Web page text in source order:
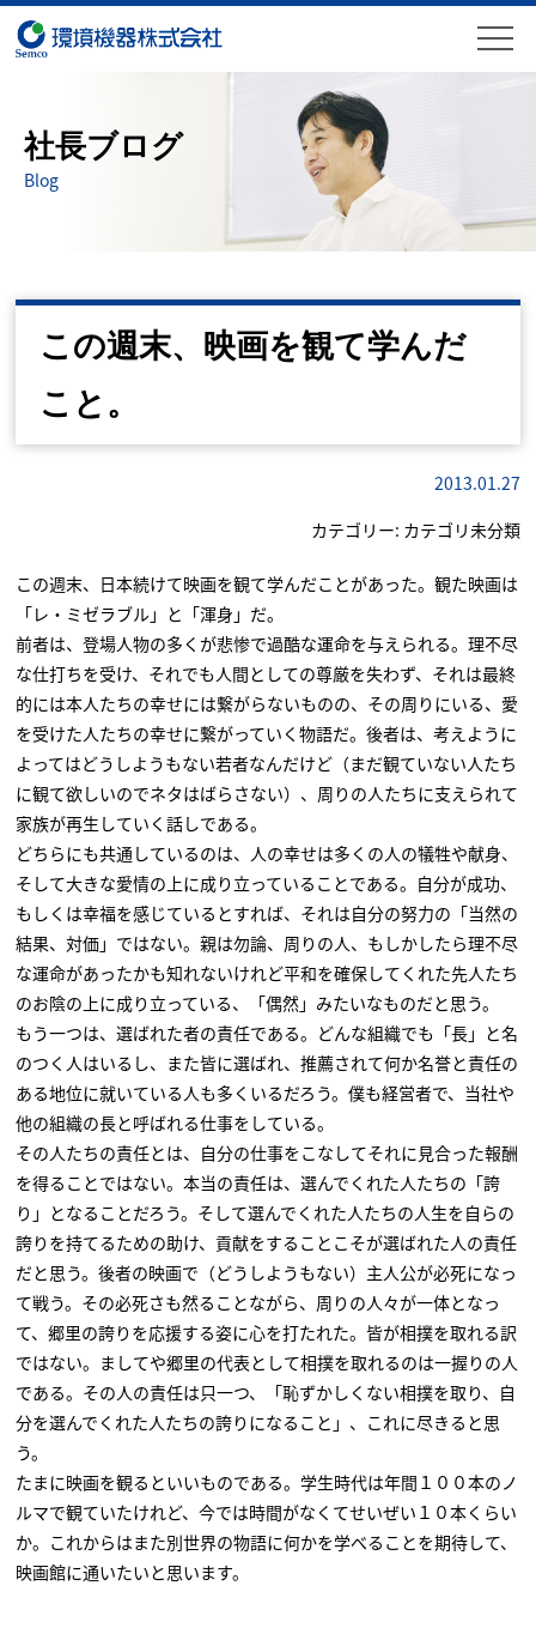
社長ブログ
Blog
この週末、映画を観て学んだ
こと。
2013.01.27
カテゴリー: カテゴリ未分類
この週末、日本続けて映画を観て学んだことがあった。観た映画は
「レ・ミゼラブル」と「渾身」だ。
前者は、登場人物の多くが悲惨で過酷な運命を与えられる。理不尽
な仕打ちを受け、それでも人間としての尊厳を失わず、それは最終
的には本人たちの幸せには繋がらないものの、その周りにいる、愛
を受けた人たちの幸せに繋がっていく物語だ。後者は、考えように
よってはどうしようもない若者なんだけど（まだ観ていない人たち
に観て欲しいのでネタはばらさない）、周りの人たちに支えられて
家族が再生していく話しである。
どちらにも共通しているのは、人の幸せは多くの人の犠牲や献身、
そして大きな愛情の上に成り立っていることである。自分が成功、
もしくは幸福を感じているとすれば、それは自分の努力の「当然の
結果、対価」ではない。親は勿論、周りの人、もしかしたら理不尽
な運命があったかも知れないけれど平和を確保してくれた先人たち
のお陰の上に成り立っている、「偶然」みたいなものだと思う。
もう一つは、選ばれた者の責任である。どんな組織でも「長」と名
のつく人はいるし、また皆に選ばれ、推薦されて何か名誉と責任の
ある地位に就いている人も多くいるだろう。僕も経営者で、当社や
他の組織の長と呼ばれる仕事をしている。
その人たちの責任とは、自分の仕事をこなしてそれに見合った報酬
を得ることではない。本当の責任は、選んでくれた人たちの「誇
り」となることだろう。そして選んでくれた人たちの人生を自らの
誇りを持てるための助け、貢献をすることこそが選ばれた人の責任
だと思う。後者の映画で（どうしようもない）主人公が必死になっ
て戦う。その必死さも然ることながら、周りの人々が一体となっ
て、郷里の誇りを応援する姿に心を打たれた。皆が相撲を取れる訳
ではない。ましてや郷里の代表として相撲を取れるのは一握りの人
である。その人の責任は只一つ、「恥ずかしくない相撲を取り、自
分を選んでくれた人たちの誇りになること」、これに尽きると思
う。
たまに映画を観るといいものである。学生時代は年間１００本のノ
ルマで観ていたけれど、今では時間がなくてせいぜい１０本くらい
か。これからはまた別世界の物語に何かを学べることを期待して、
映画館に通いたいと思います。